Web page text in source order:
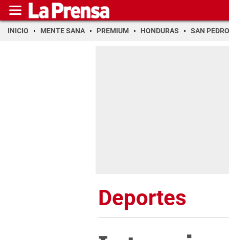
INICIO MENTE SANA PREMIUM HONDURAS SAN PEDRO
Deportes